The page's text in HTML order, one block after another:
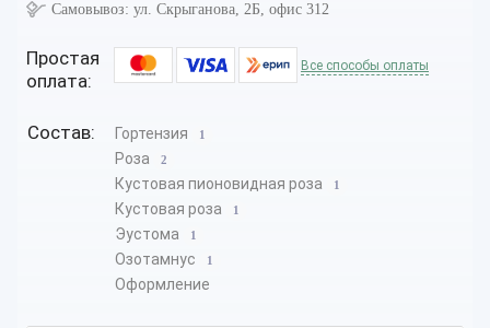
Самовывоз: ул. Скрыганова, 2Б, офис 312
Простая
оплата:
Все способы оплаты
Состав: Гортензия 1
Роза 2
Кустовая пионовидная роза 1
Кустовая роза 1
Эустома 1
Озотамнус 1
Оформление